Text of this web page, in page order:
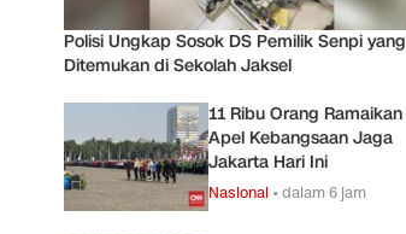
Polisi Ungkap Sosok DS Pemilik Senpi yang
Ditemukan di Sekolah Jaksel
11 Ribu Orang Ramaikan
Apel Kebangsaan Jaga
Jakarta Hari Ini
Nasional •dalam 6 jam